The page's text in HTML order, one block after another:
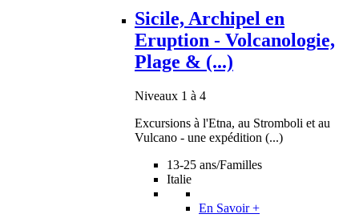
Sicile, Archipel en
Eruption - Volcanologie,
Plage & (...)
Niveaux 1 à 4
Excursions à l'Etna, au Stromboli et au
Vulcano - une expédition (...)
13-25 ans/Familles
Italie
En Savoir +